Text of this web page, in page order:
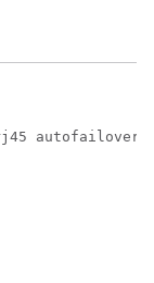
autofailover